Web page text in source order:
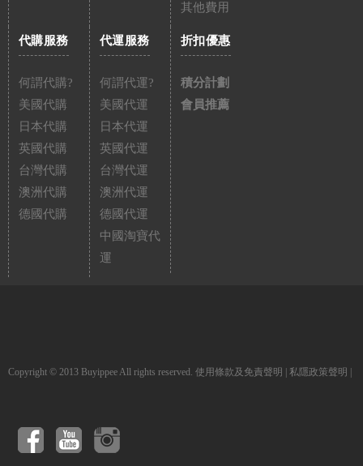
其他費用
代購服務
何謂代購?
美國代購
日本代購
英國代購
台灣代購
澳洲代購
德國代購
代運服務
何謂代運?
美國代運
日本代運
英國代運
台灣代運
澳洲代運
德國代運
中國淘寶代
運
折扣優惠
積分計劃
會員推薦
Copyright © 2013 Buyippee All rights reserved. 使用條款及免責聲明 私隱政策聲明